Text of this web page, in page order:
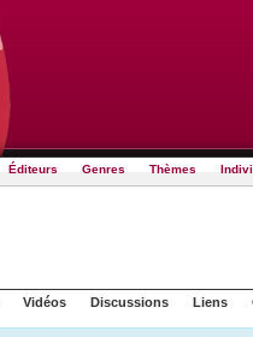
Éditeurs Genres Thèmes
Vidéos Discussions Liens